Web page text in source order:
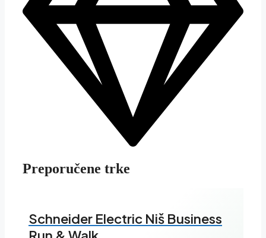
Preporučene trke
Schneider Electric Niš Business